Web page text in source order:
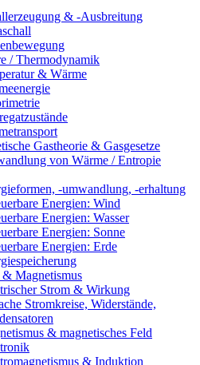
& -Ausbreitung
/ Thermodynamik
& Wärme
Gastheorie & Gasgesetze
von Wärme / Entropie
-umwandlung, -erhaltung
Energien: Wind
Energien: Wasser
Energien: Sonne
Energien: Erde
Magnetismus
Strom & Wirkung
Stromkreise, Widerstände,
& magnetisches Feld
& Induktion